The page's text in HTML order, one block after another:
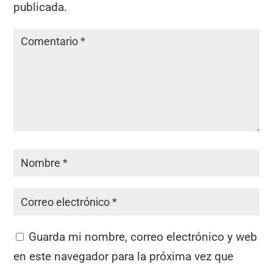
publicada.
Guarda mi nombre, correo electrónico y web
en este navegador para la próxima vez que